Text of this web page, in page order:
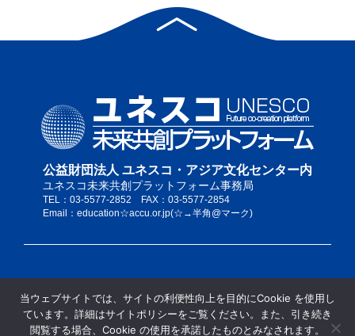
公益財団法人 ユネスコ・アジア文化センター内
ユネスコ未来共創プラットフォーム事務局
TEL：03-5577-2852 FAX：03-5577-2854
Email：education☆accu.or.jp(☆→半角@マーク)
サイトポリシー
当サイトの推奨ブラウザ
サイトマップ
当ウェブサイトでは、サイトの利便性向上を目的にCookie を使用し
ています。詳細はサイトポリシーをご覧ください。また、引き続き
閲覧する場合、Cookie の使用を承諾したものとみなされます。